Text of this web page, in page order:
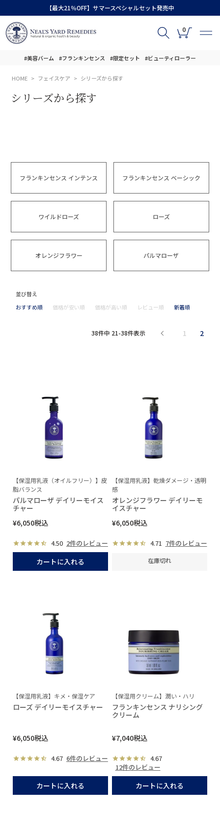
【最大21％OFF】サマースペシャルセット発売中
0
#美容バーム #フランキンセンス #限定セット #ビューティローラー
HOME フェイスケア シリーズから探す
シリーズから探す
フランキンセンス インテンス フランキンセンス ベーシック
ワイルドローズ ローズ
オレンジフラワー パルマローザ
並び替え
おすすめ順
価格が安い順 価格が高い順 レビュー順 新着順
38件中 21-38件表示 1 2
【保湿用乳液（オイルフリー）】皮
脂バランス
パルマローザ デイリーモイス
チャー
¥6,050税込
4.50 2件のレビュー
カートに入れる
【保湿用乳液】乾燥ダメージ・透明
感
オレンジフラワー デイリーモ
イスチャー
¥6,050税込
4.71 7件のレビュー
在庫切れ
【保湿用乳液】キメ・保湿ケア
ローズ デイリーモイスチャー
¥6,050税込
4.67 6件のレビュー
カートに入れる
【保湿用クリーム】潤い・ハリ
フランキンセンス ナリシング
クリーム
¥7,040税込
4.67
12件のレビュー
カートに入れる